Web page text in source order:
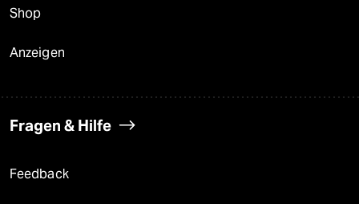
Shop
Anzeigen
Fragen & Hilfe
Feedback